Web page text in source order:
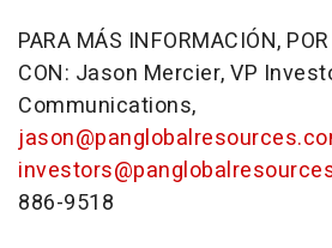
PARA MÁS INFORMACIÓN,
CON: Jason Mercier, VP
Communications,
886-9518